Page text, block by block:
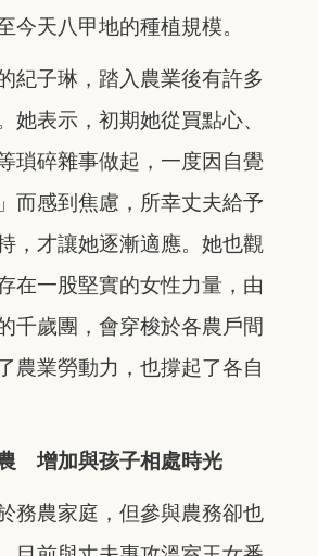
今天八甲地的種植規模。
紀子琳，踏入農業後有許多
她表示，初期她從買點心、
瑣碎雜事做起，一度因自覺
而感到焦慮，所幸丈夫給予
，才讓她逐漸適應。她也觀
在一股堅實的女性力量，由
千歲團，會穿梭於各農戶間
農業勞動力，也撐起了各自
增加與孩子相處時光
務農家庭，但參與農務卻也